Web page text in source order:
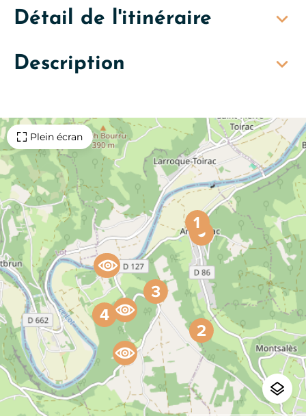
Détail de l'itinéraire
Description
Plein écran